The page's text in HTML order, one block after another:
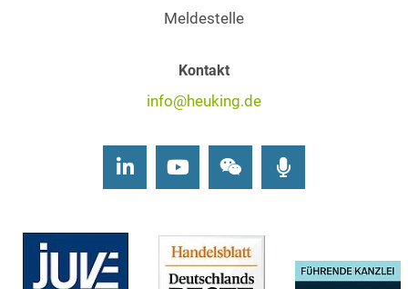
Meldestelle
Kontakt
info@heuking.de
LinkedInYoutubeWechat